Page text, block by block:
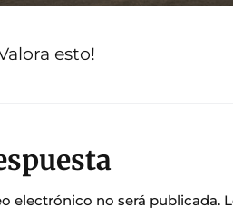
esto!
electrónico no será publicada.